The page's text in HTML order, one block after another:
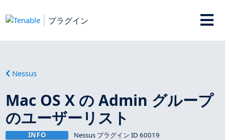
プラグイン
Nessus
Mac OS X の Admin グループ
のユーザーリスト
INFO Nessus プラグイン ID 60019